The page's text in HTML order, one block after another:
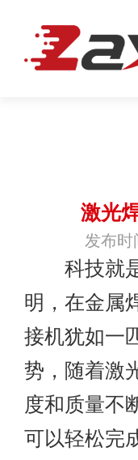
激光
发布
科技就是
明，在金属
接机犹如一
势，随着激
度和质量不
可以轻松完